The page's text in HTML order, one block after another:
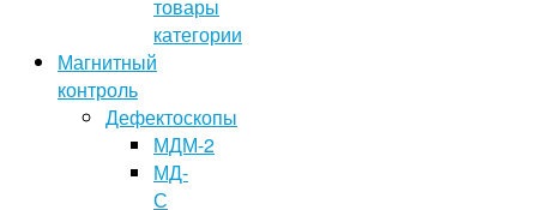
товары
категории
Магнитный
контроль
Дефектоскопы
МДМ-2
МД-
С